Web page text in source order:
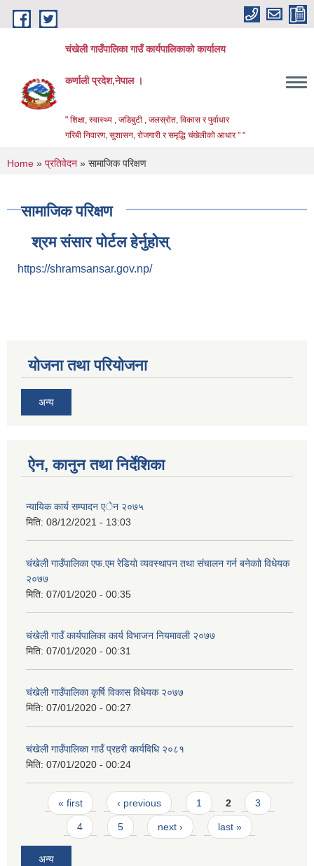
Skip to main content
चंखेली गाउँपालिका गाउँ कार्यपालिकाको कार्यालय
कर्णाली प्रदेश,नेपाल ।
" शिक्षा, स्वास्थ्य , जडिबुटी , जलस्रोत, विकास र पुर्वाधार
गरिबी निवारण, सुशासन, रोजगारी र समृद्धि चंखेलीको आधार " "
You are here
Home » प्रतिवेदन » सामाजिक परिक्षण
सामाजिक परिक्षण
श्रम संसार पोर्टल हेर्नुहोस्
https://shramsansar.gov.np/
योजना तथा परियोजना
अन्य
ऐन, कानुन तथा निर्देशिका
न्यायिक कार्य सम्पादन एेन २०७५
मिति: 08/12/2021 - 13:03
चंखेली गाउँपालिका एफ.एम रेडियाे व्यवस्थापन तथा संचालन गर्न बनेकाो विधेयक
२०७७
मिति: 07/01/2020 - 00:35
च‌ंखेली गाउँ कार्यपालिका कार्य विभाजन नियमावली २०७७
मिति: 07/01/2020 - 00:31
चंखेली गाउँपालिका कृर्षि विकास विधेयक २०७७
मिति: 07/01/2020 - 00:27
चंखेली गाउँपालिका गाउँ प्रहरी कार्यविधि २०८१
मिति: 07/01/2020 - 00:24
Pages
« first ‹ previous 1 2 3
4 5 next › last »
अन्य